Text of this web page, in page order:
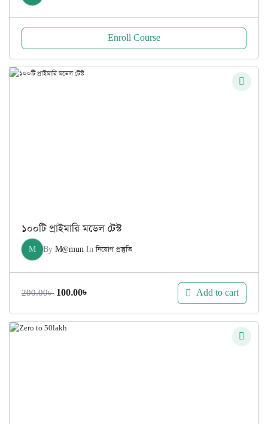
Enroll Course
১০০টি প্রাইমারি মডেল টেস্ট
M By M@mun Inনিয়োগ প্রস্তুতি
200.00৳ Original
was:
100.00৳
is:
Add to cart